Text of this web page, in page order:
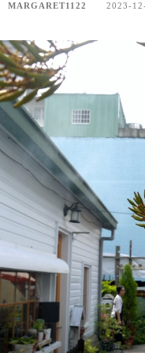
MARGARET1122 2023-